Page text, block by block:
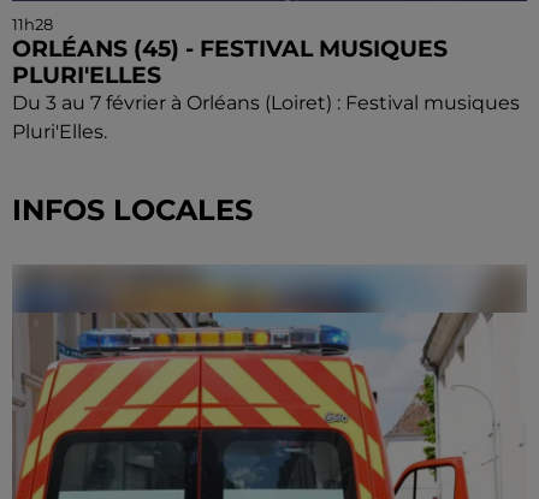
11h28
ORLÉANS (45) - FESTIVAL MUSIQUES
PLURI'ELLES
Du 3 au 7 février à Orléans (Loiret) : Festival musiques
Pluri'Elles.
INFOS LOCALES